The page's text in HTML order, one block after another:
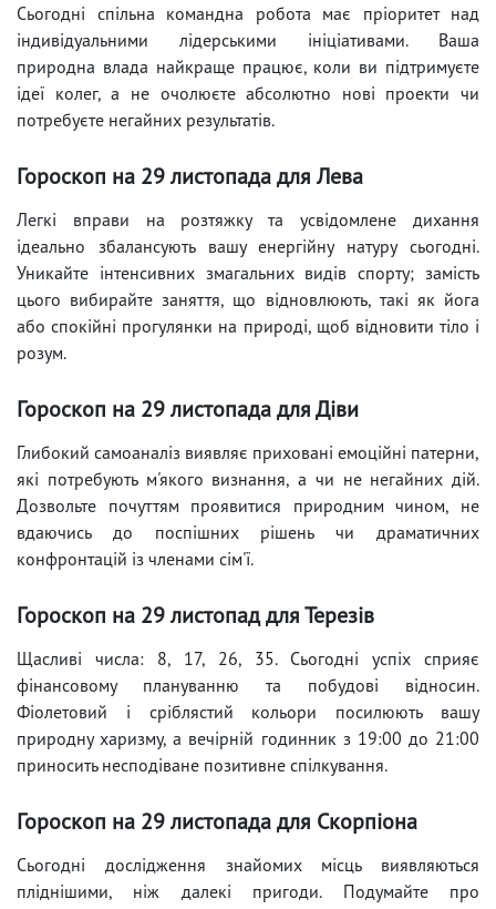
Сьогодні спільна командна робота має пріоритет над
індивідуальними лідерськими ініціативами. Ваша
природна влада найкраще працює, коли ви підтримуєте
ідеї колег, а не очолюєте абсолютно нові проекти чи
потребуєте негайних результатів.
Гороскоп на 29 листопада для Лева
Легкі вправи на розтяжку та усвідомлене дихання
ідеально збалансують вашу енергійну натуру сьогодні.
Уникайте інтенсивних змагальних видів спорту; замість
цього вибирайте заняття, що відновлюють, такі як йога
або спокійні прогулянки на природі, щоб відновити тіло і
розум.
Гороскоп на 29 листопада для Діви
Глибокий самоаналіз виявляє приховані емоційні патерни,
які потребують м'якого визнання, а чи не негайних дій.
Дозвольте почуттям проявитися природним чином, не
вдаючись до поспішних рішень чи драматичних
конфронтацій із членами сім'ї.
Гороскоп на 29 листопад для Терезів
Щасливі числа: 8, 17, 26, 35. Сьогодні успіх сприяє
фінансовому плануванню та побудові відносин.
Фіолетовий і сріблястий кольори посилюють вашу
природну харизму, а вечірній годинник з 19:00 до 21:00
приносить несподіване позитивне спілкування.
Гороскоп на 29 листопада для Скорпіона
Сьогодні дослідження знайомих місць виявляються
пліднішими, ніж далекі пригоди. Подумайте про